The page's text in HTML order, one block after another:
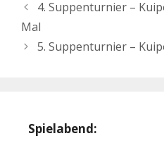
4. Suppenturnier –
Mal
5. Suppenturnier –
Spielabend: